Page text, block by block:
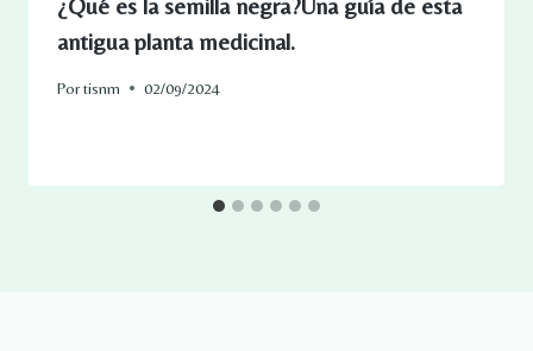
antigua planta medicinal.
Portisnm 02/09/2024